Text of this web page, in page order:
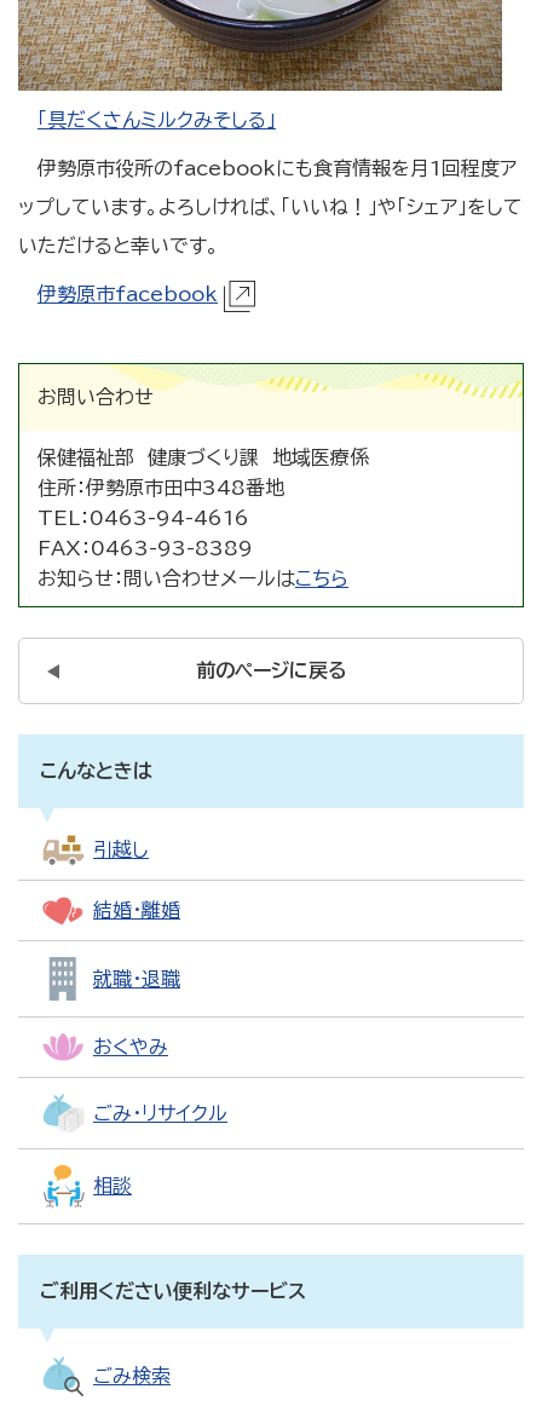
「具だくさんミルクみそしる」
伊勢原市役所のfacebookにも食育情報を月1回程度ア
ップしています。よろしければ、「いいね！」や「シェア」をして
いただけると幸いです。
伊勢原市facebook
お問い合わせ
保健福祉部 健康づくり課 地域医療係
住所：伊勢原市田中348番地
TEL： 0463-94-4616
FAX： 0463-93-8389
お知らせ： 問い合わせメールはこちら
前のページに戻る
こんなときは
引越し
結婚・離婚
就職・退職
おくやみ
ごみ・リサイクル
相談
ご利用ください便利なサービス
ごみ検索